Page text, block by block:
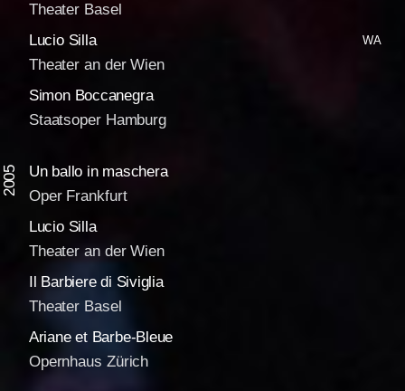
Theater Basel
Lucio Silla
WA
Theater an der Wien
Simon Boccanegra
Staatsoper Hamburg
2005
Un ballo in maschera
Oper Frankfurt
Lucio Silla
Theater an der Wien
Il Barbiere di Siviglia
Theater Basel
Ariane et Barbe-Bleue
Opernhaus Zürich